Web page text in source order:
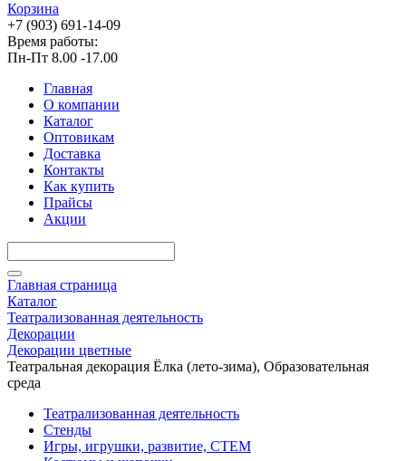
Корзина
+7 (903) 691-14-09
Время работы:
Пн-Пт 8.00 -17.00
Главная
О компании
Каталог
Оптовикам
Доставка
Контакты
Как купить
Прайсы
Акции
Главная страница
Каталог
Театрализованная деятельность
Декорации
Декорации цветные
Театральная декорация Ёлка (лето-зима), Образовательная
среда
Театрализованная деятельность
Стенды
Игры, игрушки, развитие, СТЕМ